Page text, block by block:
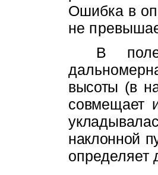
Ошибка в
не
В
высоты (в
совмещает
наклонной
определяет